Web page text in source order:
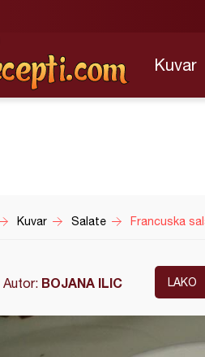
Kuvar
Kuvar Salate Francuska
Autor: BOJANA ILIC LAKO